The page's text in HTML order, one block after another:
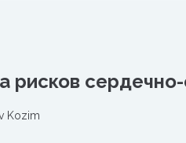
рисков
Kozim